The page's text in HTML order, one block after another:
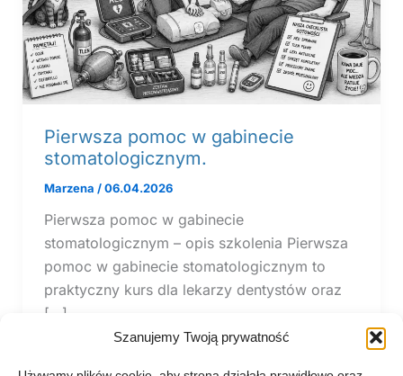
Szanujemy Twoją prywatność
Pierwsza pomoc w gabinecie
stomatologicznym.
Marzena /06.04.2026
Pierwsza pomoc w gabinecie
stomatologicznym – opis szkolenia Pierwsza
pomoc w gabinecie stomatologicznym to
praktyczny kurs dla lekarzy dentystów oraz
[…]